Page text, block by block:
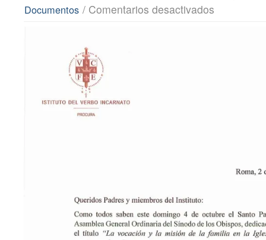
Documentos / Comentarios desactivados